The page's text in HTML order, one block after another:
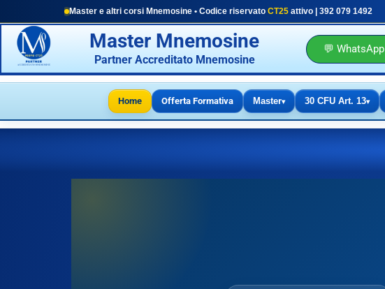
Master e altri corsi Mnemosine • Codice riservato CT25 attivo | 392 079 1492
Master Mnemosine
Partner Accreditato Mnemosine
💬 WhatsApp
Home Offerta Formativa Master▾ 30 CFU Art. 13▾